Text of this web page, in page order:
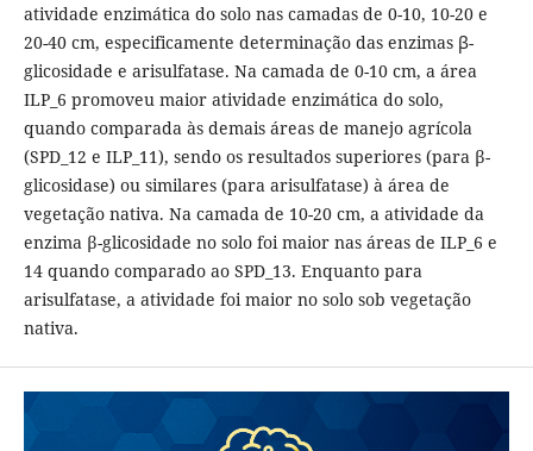
atividade enzimática do solo nas camadas de 0-10, 10-20 e
20-40 cm, especificamente determinação das enzimas ꞵ-
glicosidade e arisulfatase. Na camada de 0-10 cm, a área
ILP_6 promoveu maior atividade enzimática do solo,
quando comparada às demais áreas de manejo agrícola
(SPD_12 e ILP_11), sendo os resultados superiores (para β-
glicosidase) ou similares (para arisulfatase) à área de
vegetação nativa. Na camada de 10-20 cm, a atividade da
enzima β-glicosidade no solo foi maior nas áreas de ILP_6 e
14 quando comparado ao SPD_13. Enquanto para
arisulfatase, a atividade foi maior no solo sob vegetação
nativa.